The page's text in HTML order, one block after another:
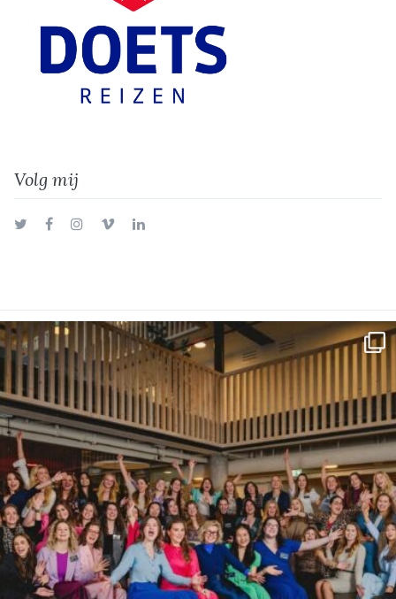
Volg mij
TwitterFacebookInstagram
VimeoLinkedIn